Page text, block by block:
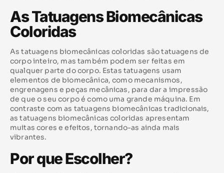
As Tatuagens Biomecânicas
Coloridas
As tatuagens biomecânicas coloridas são tatuagens de
corpo inteiro, mas também podem ser feitas em
qualquer parte do corpo. Estas tatuagens usam
elementos de biomecânica, como mecanismos,
engrenagens e peças mecânicas, para dar a impressão
de que o seu corpo é como uma grande máquina. Em
contraste com as tatuagens biomecânicas tradicionais,
as tatuagens biomecânicas coloridas apresentam
muitas cores e efeitos, tornando-as ainda mais
vibrantes.
Por que Escolher?